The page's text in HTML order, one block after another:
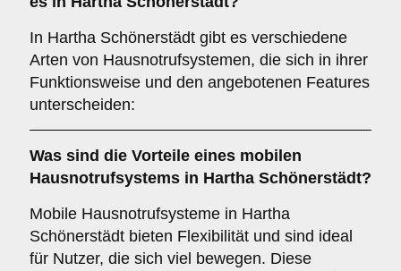
In Hartha Schönerstädt gibt es verschiedene
Arten von Hausnotrufsystemen, die sich in ihrer
Funktionsweise und den angebotenen Features
unterscheiden:
Was sind die Vorteile eines mobilen
Hausnotrufsystems in Hartha Schönerstädt?
Mobile Hausnotrufsysteme in Hartha
Schönerstädt bieten Flexibilität und sind ideal
für Nutzer, die sich viel bewegen. Diese